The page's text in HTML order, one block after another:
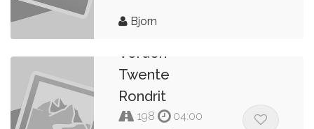
Bjorn
Vorden -
Twente
Rondrit
198
04:00